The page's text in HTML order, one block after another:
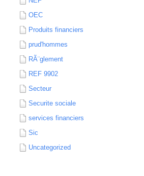
OEC
Produits financiers
prud'hommes
RÃ¨glement
REF 9902
Secteur
Securite sociale
services financiers
Sic
Uncategorized